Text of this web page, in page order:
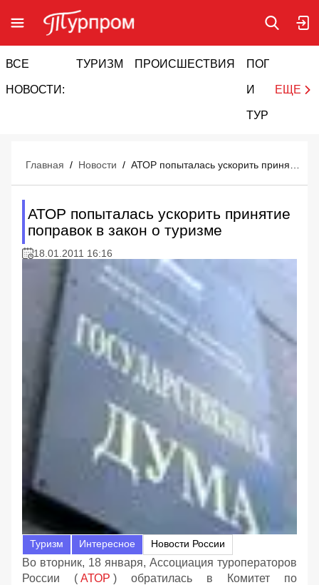
ВСЕ
НОВОСТИ:
ТУРИЗМ ПРОИСШЕСТВИЯ ПОГОДА
И
ТУРИЗМ
ЕЩЕ
Главная / Новости /
АТОР попыталась ускорить принятие
поправок в закон о туризме
18.01.2011 16:16
Туризм Интересное Новости России
Во вторник, 18 января, Ассоциация туроператоров
России ( АТОР ) обратилась в Комитет по